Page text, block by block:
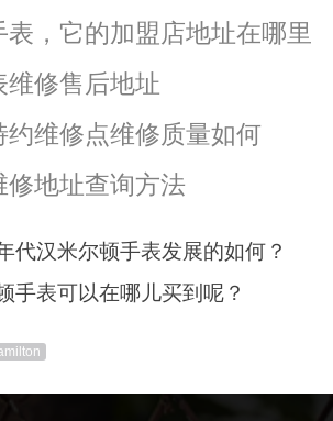
，它的加盟店地址在哪里
维修售后地址
维修点维修质量如何
地址查询方法
代汉米尔顿手表发展的如何？
手表可以在哪儿买到呢？